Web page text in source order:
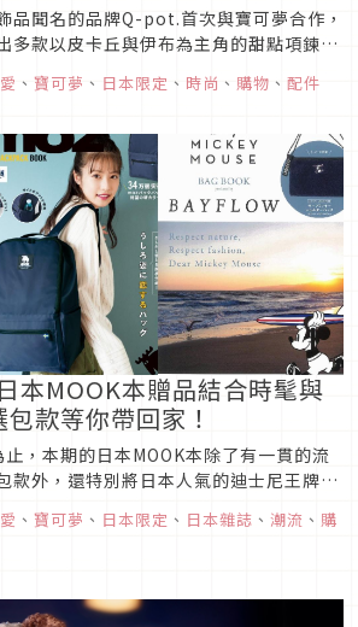
品聞名的品牌Q-pot.首次與寶可夢合作，
款以皮卡丘與伊布為主角的甜點項鍊及
搭配可愛的寶可夢角色，是身為寶可夢粉
品，除了飾品本身之外，這個日本飾品品
、 寶可夢 、 日本限定 、 時尚 、 購物 、 配件
本MOOK本贈品結合時髦與
款等你帶回家！
，本期的日本MOOK本除了有一貫的流
款外，還特別將日本人氣的迪士尼王牌
加入了這波流行，想要將喜歡的日
活當中嗎？那就千萬不要錯過這次日本
！
、 寶可夢 、 日本限定 、 日本雜誌 、 潮流 、 購